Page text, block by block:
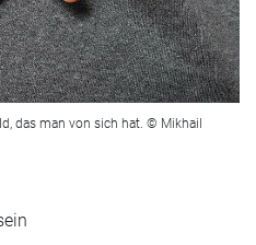
das man von sich hat. © Mikhail